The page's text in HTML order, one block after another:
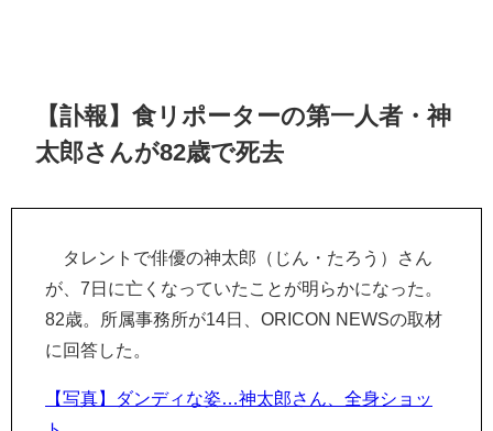
【訃報】食リポーターの第一人者・神
太郎さんが82歳で死去
タレントで俳優の神太郎（じん・たろう）さん
が、7日に亡くなっていたことが明らかになった。
82歳。所属事務所が14日、ORICON NEWSの取材
に回答した。
【写真】ダンディな姿…神太郎さん、全身ショッ